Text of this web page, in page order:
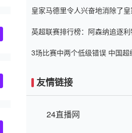
皇家马德里令人兴奋地消除了
英超联赛排行榜：阿森纳追逐利
3场比赛中两个低级错误 中国超
友情链接
24直播网